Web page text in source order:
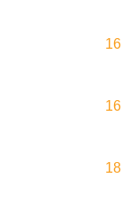
16
16
18